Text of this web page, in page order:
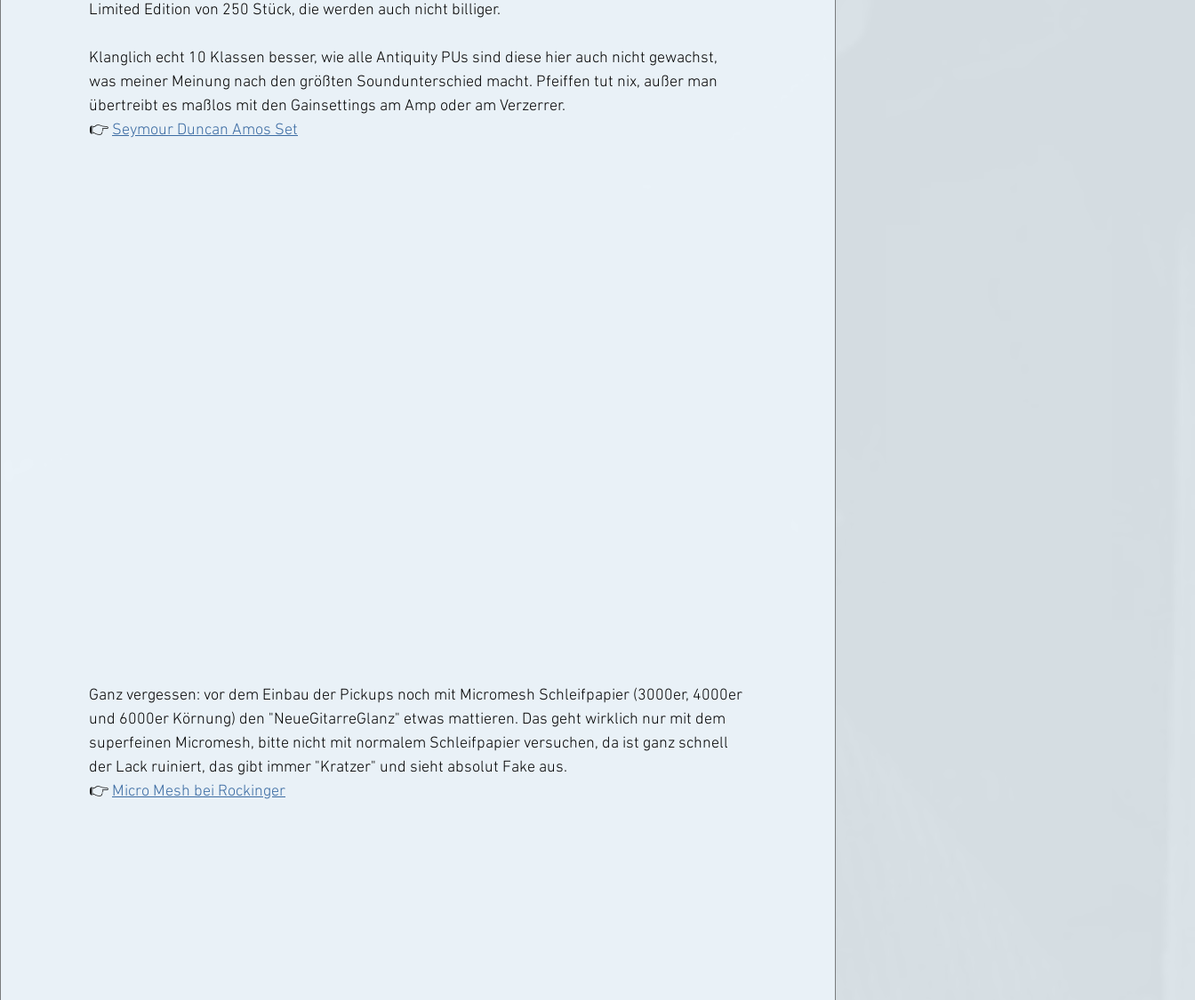
Limited Edition von 250 Stück, die werden auch nicht billiger.
Klanglich echt 10 Klassen besser, wie alle Antiquity PUs sind diese hier auch nicht gewachst,
was meiner Meinung nach den größten Soundunterschied macht. Pfeiffen tut nix, außer man
übertreibt es maßlos mit den Gainsettings am Amp oder am Verzerrer.
👉 Seymour Duncan Amos Set
Ganz vergessen: vor dem Einbau der Pickups noch mit Micromesh Schleifpapier (3000er, 4000er
und 6000er Körnung) den "NeueGitarreGlanz" etwas mattieren. Das geht wirklich nur mit dem
superfeinen Micromesh, bitte nicht mit normalem Schleifpapier versuchen, da ist ganz schnell
der Lack ruiniert, das gibt immer "Kratzer" und sieht absolut Fake aus.
👉 Micro Mesh bei Rockinger